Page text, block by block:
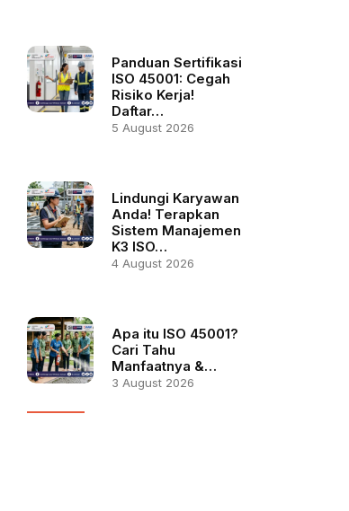
Panduan Sertifikasi
ISO 45001: Cegah
Risiko Kerja!
Daftar…
5 August 2026
Lindungi Karyawan
Anda! Terapkan
Sistem Manajemen
K3 ISO…
4 August 2026
Apa itu ISO 45001?
Cari Tahu
Manfaatnya &…
3 August 2026